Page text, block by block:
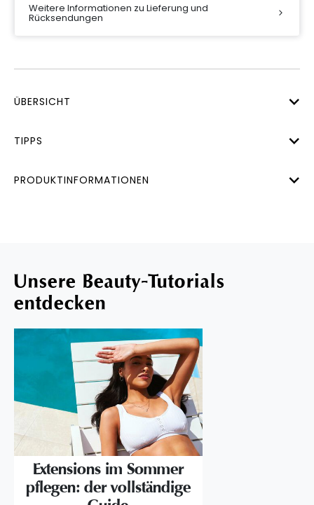
Weitere Informationen zu Lieferung und
Rücksendungen
ÜBERSICHT
TIPPS
PRODUKTINFORMATIONEN
Unsere Beauty-Tutorials
entdecken
Extensions im Sommer
pflegen: der vollständige